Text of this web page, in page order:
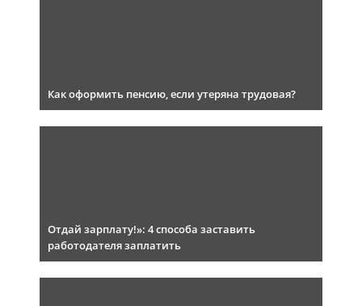
Как оформить пенсию, если утеряна трудовая?
Отдай зарплату!»: 4 способа заставить
работодателя заплатить